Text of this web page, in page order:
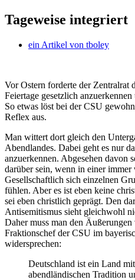
Tageweise integriert
ein Artikel von tboley
Vor Ostern forderte der Zentralrat
Feiertage gesetzlich
So etwas löst bei der CSU
Reflex aus.
Man wittert dort gleich den
Abendlandes. Dabei geht es nur
anzuerkennen. Abgesehen davon
darüber sein, wenn in einer immer
Gesellschaftlich sich einzelnen
fühlen. Aber es ist eben keine
sei eben christlich geprägt. Den
Antisemitismus sieht gleichwohl
Daher muss man den
Fraktionschef der CSU im
widersprechen:
Deutschland ist ein Land
abendländischen Tradition